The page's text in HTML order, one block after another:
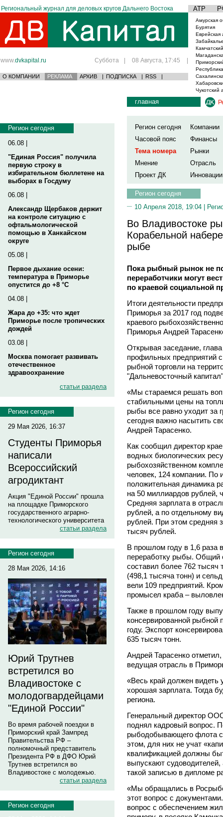
Региональный журнал для деловых кругов Дальнего Востока АТР
www.dvkapital.ru Суббота | 08 Августа, 17:45 |
О КОМПАНИИ РЕКЛАМА АРХИВ | ПОДПИСКА | RSS |
Амурская
Бурятия
Еврейская
Чукотский
Регион сегодня
06.08 |
"Единая Россия" получила
первую строку в
избирательном бюллетене на
выборах в Госдуму
06.08 |
Александр Щербаков держит
на контроле ситуацию с
офтальмологической
помощью в Ханкайском
округе
05.08 |
Первое дыхание осени:
температура в Приморье
опустится до +8 °C
04.08 |
Жара до +35: что ждет
Приморье после тропических
дождей
03.08 |
Москва помогает развивать
отечественное
здравоохранение
статьи раздела
Регион сегодня
29 Мая 2026, 16:37
Студенты Приморья
написали
Всероссийский
агродиктант
Акция "Единой России" прошла
на площадке Приморского
государственного аграрно-
технологического университета
статьи раздела
Регион сегодня
28 Мая 2026, 14:16
Юрий Трутнев
встретился во
Владивостоке с
молодогвардейцами
"Единой России"
Во время рабочей поездки в
Приморский край Зампред
Правительства РФ –
полномочный представитель
Президента РФ в ДФО Юрий
Трутнев встретился во
Владивостоке с молодежью.
статьи раздела
Регион сегодня
главная
Регион сегодня
Компании
Часовой пояс
Финансы
Тема номера
Рынки
Мнение
Отрасль
Проект ДК
Инновации
Регион сегодня
10 Апреля 2018, 19:04 |
Во Владивостоке
Корабельной
рыбе
Пока рыбный рынок не
переработчики могут
по краевой социальной
Итоги деятельности
Приморья за 2017 год
краевого
Приморья Андрей
Открывая заседание,
профильных предприятий
рыбной торговли на
"Дальневосточный
«Мы стараемся решать
стабильными цены на
рыбы все равно уходит за
сегодня важно насытить
Андрей Тарасенко.
Как сообщил директор
водных биологических
рыбохозяйственном
человек, 124 компании. По
положительная динамика
на 50 миллиардов рублей,
Средняя зарплата в
рублей, а по отдельному
рублей. При этом средняя
тысяч рублей.
В прошлом году в 1,6 раза
переработку рыбы. Общий
составил более 762 тысяч
(498,1 тысяча тонн) и
вели 109 предприятий.
промысел краба –
Также в прошлом году
консервированной рыбной
году. Экспорт
635 тысяч тонн.
Андрей Тарасенко
ведущая отрасль в
«Весь край должен видеть
хорошая зарплата. Тогда
региона.
Генеральный директор
поднял кадровый вопрос.
рыбодобывающего флота
этом, для них не учат
квалификацией должны
выпускают
такой записью в дипломе
«Мы обращались в
этот вопрос с
вопрос с обеспечением